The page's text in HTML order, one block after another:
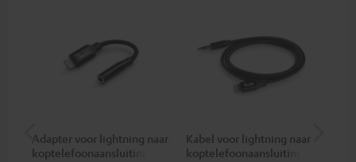
Adapter voor lightning naar
koptelefoonaansluiting
Kabel voor lightning naar
koptelefoonaansluiting